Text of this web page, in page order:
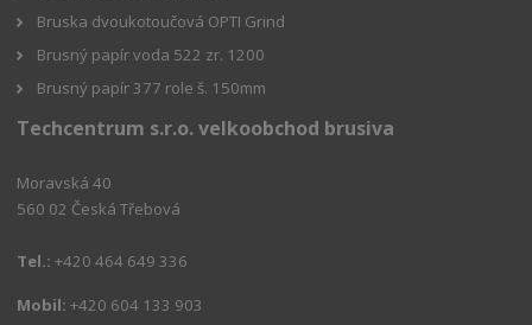
Bruska dvoukotoučová OPTI Grind
Brusný papír voda 522 zr. 1200
Brusný papír 377 role š. 150mm
Techcentrum s.r.o. velkoobchod brusiva
Moravská 40
560 02 Česká Třebová
Tel.: +420 464 649 336
Mobil: +420 604 133 903